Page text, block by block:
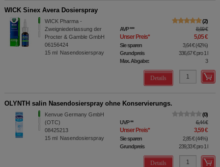
WICK Sinex Avera Dosierspray
WICK Pharma -
Zweigniederlassung der
Procter & Gamble GmbH
06156424
15 ml Nasendosierspray
2
AVP*** 8,69 €
Unser Preis* 5,05 €
Sie sparen 3,64 €(42%)
Grundpreis
336,67 €pro 1 l
Max. Abgabe:
3
Details
OLYNTH salin Nasendosierspray ohne Konservierungs.
Kenvue Germany GmbH
(OTC)
08425213
15 ml Nasendosierspray
0
UVP** 6,44 €
Unser Preis* 3,59 €
Sie sparen 2,85 €(44%)
Grundpreis
239,33 €pro 1 l
Details